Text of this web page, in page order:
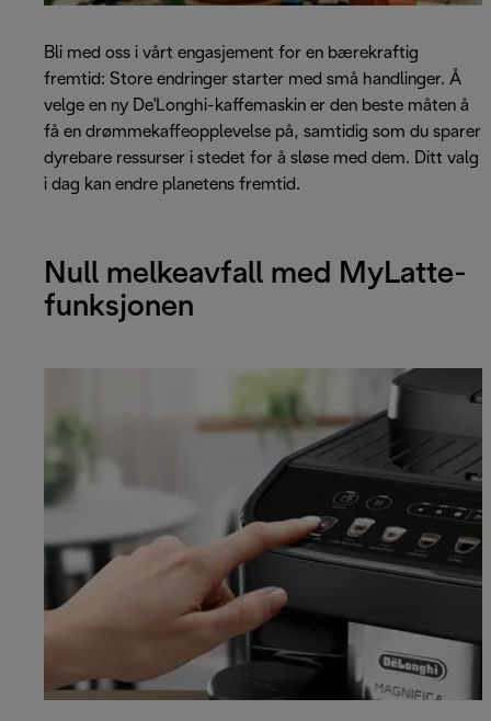
Bli med oss i vårt engasjement for en bærekraftig
fremtid: Store endringer starter med små handlinger. Å
velge en ny De'Longhi-kaffemaskin er den beste måten å
få en drømmekaffeopplevelse på, samtidig som du sparer
dyrebare ressurser i stedet for å sløse med dem. Ditt valg
i dag kan endre planetens fremtid.
Null melkeavfall med MyLatte-
funksjonen